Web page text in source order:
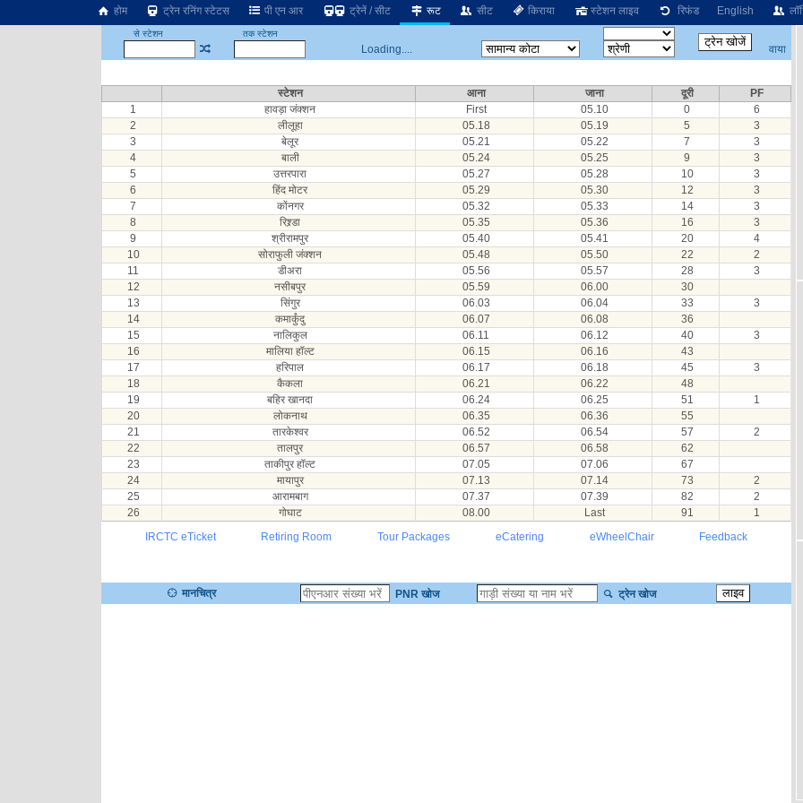
होम ट्रेन रनिंग स्टेटस पी एन आर ट्रेनें / सीट रूट सीट किराया स्टेशन लाइव रिफंड English
से स्टेशन तक स्टेशन
Loading.... वाया
स्टेशन आना जाना दूरी
PF
1
हावड़ा जंक्शन First 05.10 0
6
2
लीलूहा 05.18 05.19 5
3
3
बेलूर 05.21 05.22 7
3
4
बाली 05.24 05.25 9
3
5
उत्तरपारा 05.27 05.28 10
3
6
हिंद मोटर 05.29 05.30 12
3
7
कोंनगर 05.32 05.33 14
3
8
रिश्र्डा 05.35 05.36 16
3
9
श्रीरामपुर 05.40 05.41 20
4
10
सोराफुली जंक्शन 05.48 05.50 22
2
11
डीअरा 05.56 05.57 28
3
12
नसीबपुर 05.59 06.00
30
13
सिंगुर 06.03 06.04 33
3
14
कमार्कुंदु 06.07 06.08
36
15
नालिकुल 06.11 06.12 40
3
16
मालिया हॉल्ट 06.15 06.16
43
17
हरिपाल 06.17 06.18 45
3
18
कैकला 06.21 06.22
48
19
बहिर खानदा 06.24 06.25 51
1
20
लोकनाथ 06.35 06.36
55
21
तारकेश्वर 06.52 06.54 57
2
22
तालपुर 06.57 06.58
62
23
ताकीपुर हॉल्ट 07.05 07.06
67
24
मायापुर 07.13 07.14 73
2
25
आरामबाग 07.37 07.39 82
2
26
गोघाट 08.00 Last 91
1
IRCTC eTicket
Retiring Room Tour Packages eCatering eWheelChair Feedback
मानचित्र PNR खोज ट्रेन खोज